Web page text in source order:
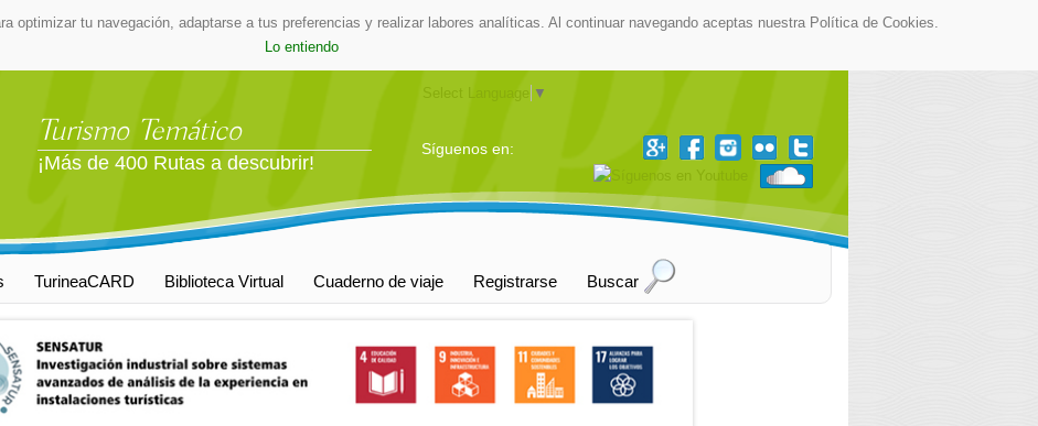
optimizar tu navegación, adaptarse a tus preferencias y realizar labores analíticas. Al continuar navegando aceptas nuestra Política de Cookies.
Lo entiendo
Turismo Temático
¡Más de 400 Rutas a descubrir!
Select Language ▼
Síguenos en:
TurineaCARD Biblioteca Virtual Cuaderno de viaje Registrarse Buscar